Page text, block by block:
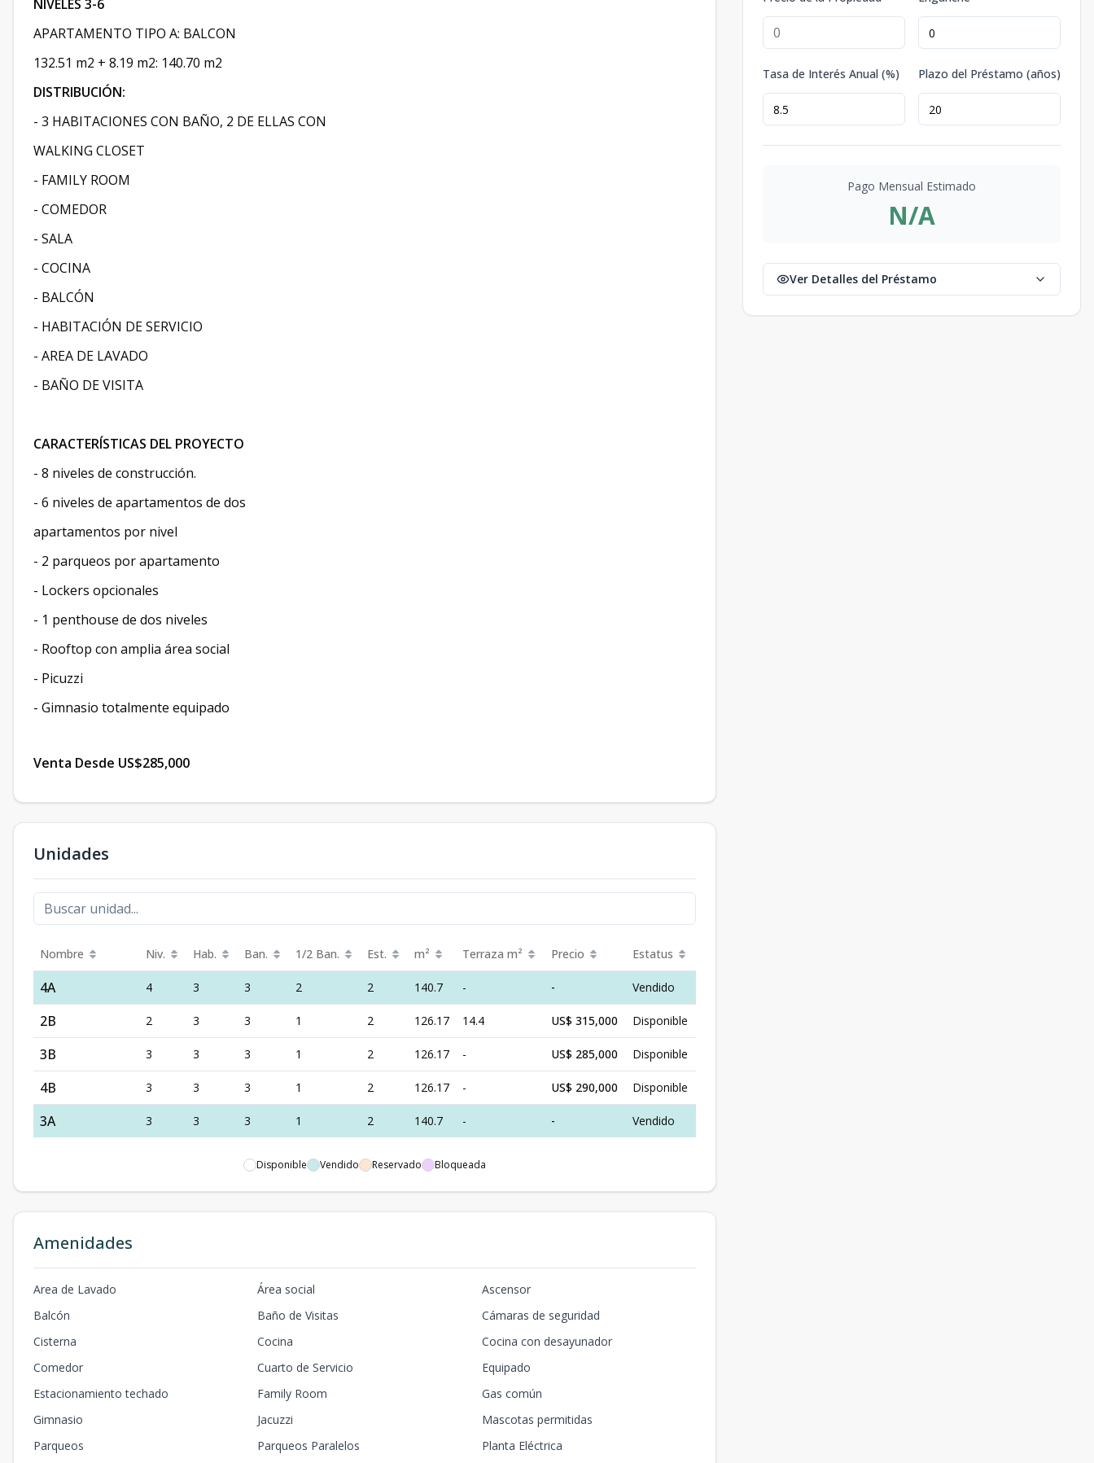
NIVELES 3-6
APARTAMENTO TIPO A: BALCON
132.51 m2 + 8.19 m2: 140.70 m2
DISTRIBUCIÓN:
- 3 HABITACIONES CON BAÑO, 2 DE ELLAS CON
WALKING CLOSET
- FAMILY ROOM
- COMEDOR
- SALA
- COCINA
- BALCÓN
- HABITACIÓN DE SERVICIO
- AREA DE LAVADO
- BAÑO DE VISITA
CARACTERÍSTICAS DEL PROYECTO
- 8 niveles de construcción.
- 6 niveles de apartamentos de dos
apartamentos por nivel
- 2 parqueos por apartamento
- Lockers opcionales
- 1 penthouse de dos niveles
- Rooftop con amplia área social
- Picuzzi
- Gimnasio totalmente equipado
Venta Desde US$285,000
Unidades
Nombre Niv. Hab. Ban. 1/2 Ban. Est. m² Terraza m² Precio Estatus
4A 4 3 3 2 2 140.7 - - Vendido
2B 2 3 3 1 2 126.17 14.4 US$ 315,000 Disponible
3B 3 3 3 1 2 126.17 - US$ 285,000 Disponible
4B 3 3 3 1 2 126.17 - US$ 290,000 Disponible
3A 3 3 3 1 2 140.7 - - Vendido
Disponible Vendido Reservado Bloqueada
Amenidades
Area de Lavado Área social
Ascensor
Balcón
Baño de Visitas
Cámaras de seguridad
Cisterna
Cocina
Cocina con desayunador
Comedor
Cuarto de Servicio
Equipado
Estacionamiento techado
Family Room
Gas común
Gimnasio
Jacuzzi
Mascotas permitidas
Parqueos
Parqueos Paralelos Planta Eléctrica
Tasa de Interés Anual (%) Plazo del Préstamo (años)
Pago Mensual Estimado
N/A
Ver Detalles del Préstamo